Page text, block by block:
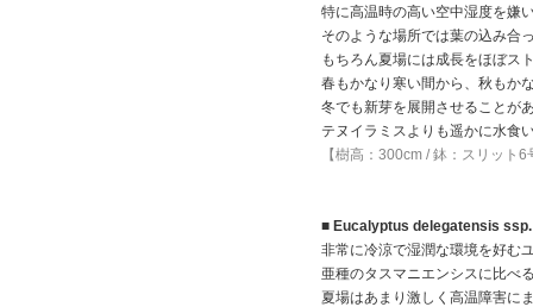
特に高温時の高い空中湿度を嫌
そのような場所では葉の込み合
もちろん夏場には成長をほぼス
春もかなり寒い間から、秋もか
冬でも新芽を展開させることが
テヌイラミスよりも遥かに水食
【樹高：300cm / 鉢：スリット6
■ Eucalyptus delegatensis
非常に冷涼で湿潤な環境を好む
亜種のタスマニエンシスに比べ
夏場はあまり激しく高温障害に